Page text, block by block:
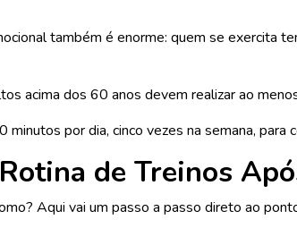
também é enorme: quem se exercita
acima dos 60 anos devem realizar ao
minutos por dia, cinco vezes na semana,
de Treinos
Aqui vai um passo a passo direto ao